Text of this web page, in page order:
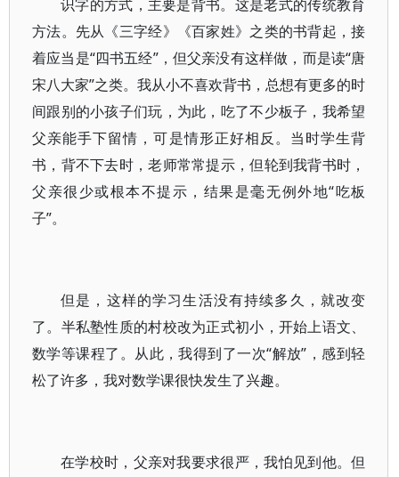
识字的方式，主要是背书。这是老式的传统教育
方法。先从《三字经》《百家姓》之类的书背起，接
着应当是“四书五经”，但父亲没有这样做，而是读“唐
宋八大家”之类。我从小不喜欢背书，总想有更多的时
间跟别的小孩子们玩，为此，吃了不少板子，我希望
父亲能手下留情，可是情形正好相反。当时学生背
书，背不下去时，老师常常提示，但轮到我背书时，
父亲很少或根本不提示，结果是毫无例外地“吃板
子”。
但是，这样的学习生活没有持续多久，就改变
了。半私塾性质的村校改为正式初小，开始上语文、
数学等课程了。从此，我得到了一次“解放”，感到轻
松了许多，我对数学课很快发生了兴趣。
在学校时，父亲对我要求很严，我怕见到他。但